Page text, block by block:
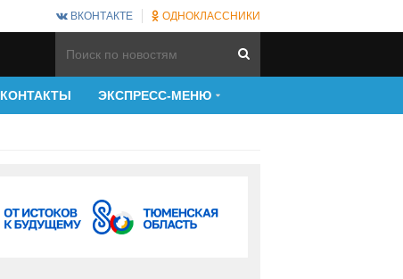
ВКОНТАКТЕ ОДНОКЛАССНИКИ
КОНТАКТЫ ЭКСПРЕСС-МЕНЮ